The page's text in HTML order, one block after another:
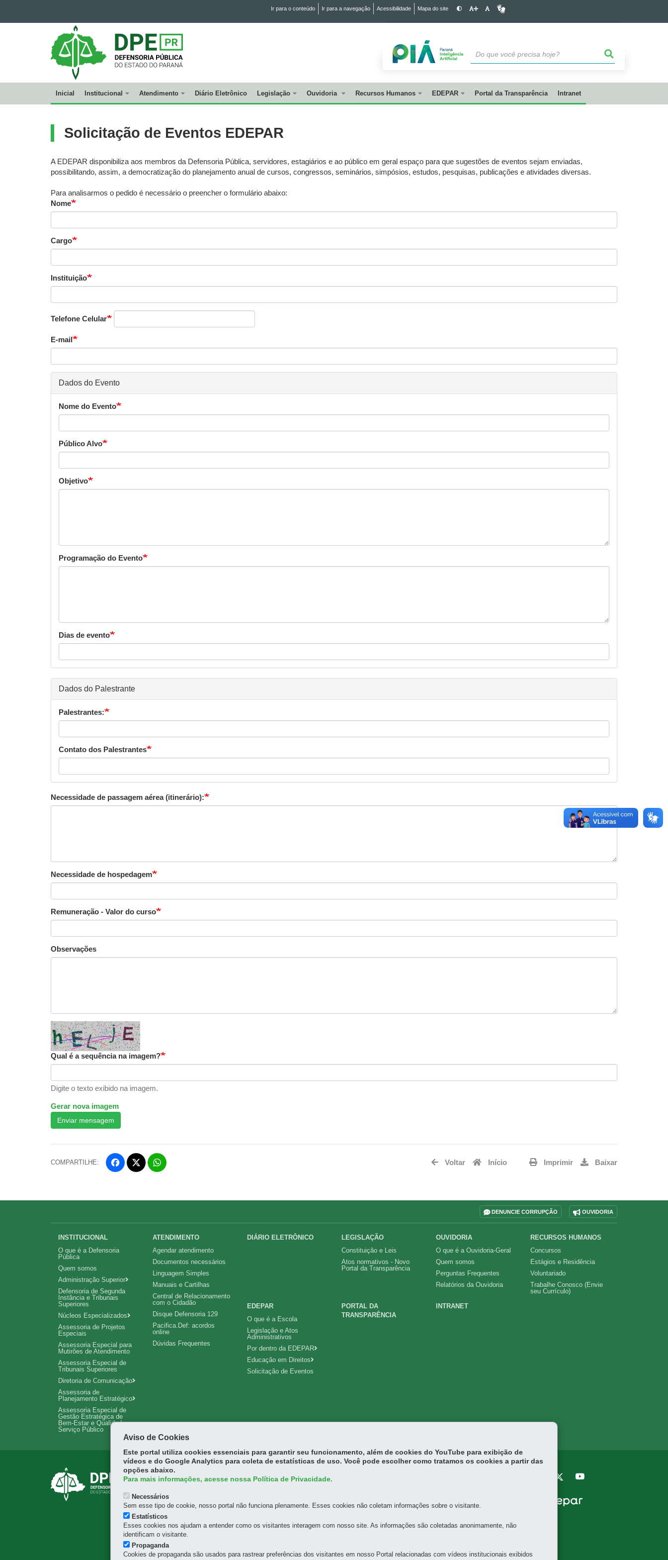
Ir para o conteúdo Ir para a navegação Acessibilidade Mapa do site
DEFENSORIA
PÚBLICA
DO
ESTADO
PARANÁ
Navegação
Inicial Institucional Atendimento Diário Eletrônico Legislação Ouvidoria Recursos Humanos EDEPAR Portal da Transparência Intranet
Solicitação de Eventos EDEPAR
A EDEPAR disponibiliza aos membros da Defensoria Pública, servidores, estagiários e ao público em geral espaço para que sugestões de eventos sejam enviadas,
possibilitando, assim, a democratização do planejamento anual de cursos, congressos, seminários, simpósios, estudos, pesquisas, publicações e atividades diversas.
Para analisarmos o pedido é necessário o preencher o formulário abaixo:
Nome
Cargo
Instituição
Telefone Celular
E-mail
Dados do Evento
Nome do Evento
Público Alvo
Objetivo
Programação do Evento
Dias de evento
Dados do Palestrante
Palestrantes:
Contato dos Palestrantes
Necessidade de passagem aérea (itinerário):
Necessidade de hospedagem
Remuneração - Valor do curso
Observações
Qual é a sequência na imagem?
Digite o texto exibido na imagem.
Gerar nova imagem
Enviar mensagem
COMPARTILHE: Facebook Voltar Início Imprimir Baixar
DENUNCIE CORRUPÇÃO OUVIDORIA
Navegação
principal
INSTITUCIONAL
O que é a Defensoria
Pública
Quem somos
Administração Superior
Defensoria de Segunda
Instância e Tribunais
Superiores
Núcleos Especializados
Assessoria de Projetos
Especiais
Assessoria Especial para
Mutirões de Atendimento
Assessoria Especial de
Tribunais Superiores
Diretoria de Comunicação
Assessoria de
Planejamento Estratégico
Assessoria Especial de
Gestão Estratégica de
Bem-Estar e Qualidade no
Serviço Público
ATENDIMENTO
Agendar atendimento
Documentos necessários
Linguagem Simples
Manuais e Cartilhas
Central de Relacionamento
com o Cidadão
Disque Defensoria 129
Pacifica.Def: acordos
online
Dúvidas Frequentes
DIÁRIO ELETRÔNICO
LEGISLAÇÃO
Constituição e Leis
Atos normativos - Novo
Portal da Transparência
OUVIDORIA
O que é a Ouvidoria-Geral
Quem somos
Perguntas Frequentes
Relatórios da Ouvidoria
RECURSOS HUMANOS
Concursos
Estágios e Residência
Voluntariado
Trabalhe Conosco (Envie
seu Currículo)
EDEPAR
O que é a Escola
Legislação e Atos
Administrativos
Por dentro da EDEPAR
Educação em Direitos
Solicitação de Eventos
PORTAL DA
TRANSPARÊNCIA
INTRANET
DEFENSORIA PÚBLICA DO PARANÁ - ATENDIMENTO CENTRAL
80020-130
DEFENSORIA PÚBLICA DO PARANÁ - SEDE ADMINISTRATIVA
Rua Mateus Leme, 1908 - Centro Cívico
(41) 3313-7336
Aviso de Cookies
Este portal utiliza cookies essenciais para garantir seu funcionamento, além de cookies do YouTube para exibição de
vídeos e do Google Analytics para coleta de estatísticas de uso. Você pode escolher como tratamos os cookies a partir das
opções abaixo.
Para mais informações, acesse nossa Política de Privacidade.
Necessários
Sem esse tipo de cookie, nosso portal não funciona plenamente. Esses cookies não coletam informações sobre o visitante.
Estatísticos
Esses cookies nos ajudam a entender como os visitantes interagem com nosso site. As informações são coletadas anonimamente, não
identificam o visitante.
Propaganda
Cookies de propaganda são usados para rastrear preferências dos visitantes em nosso Portal relacionadas com vídeos institucionais exibidos